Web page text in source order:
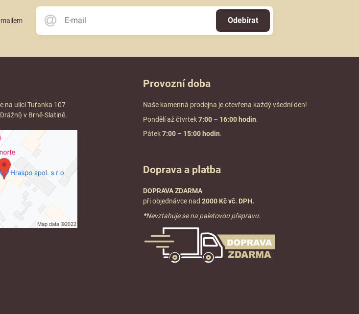
Odebírat
na ulici Tuřanka 107
v Brně-Slatině.
Provozní doba
Naše kamenná prodejna je otevřena každý všední den!
Pondělí až čtvrtek7:00 – 16:00 hodin.
Pátek7:00 – 15:00 hodin.
Doprava a platba
DOPRAVA ZDARMA
při objednávce nad 2000 Kč vč. DPH.
*Nevztahuje se na paletovou přepravu.